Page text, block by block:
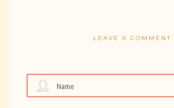
LEAVE A COMMENT
Name